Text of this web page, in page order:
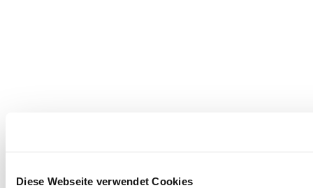
Diese Webseite verwendet Cookies